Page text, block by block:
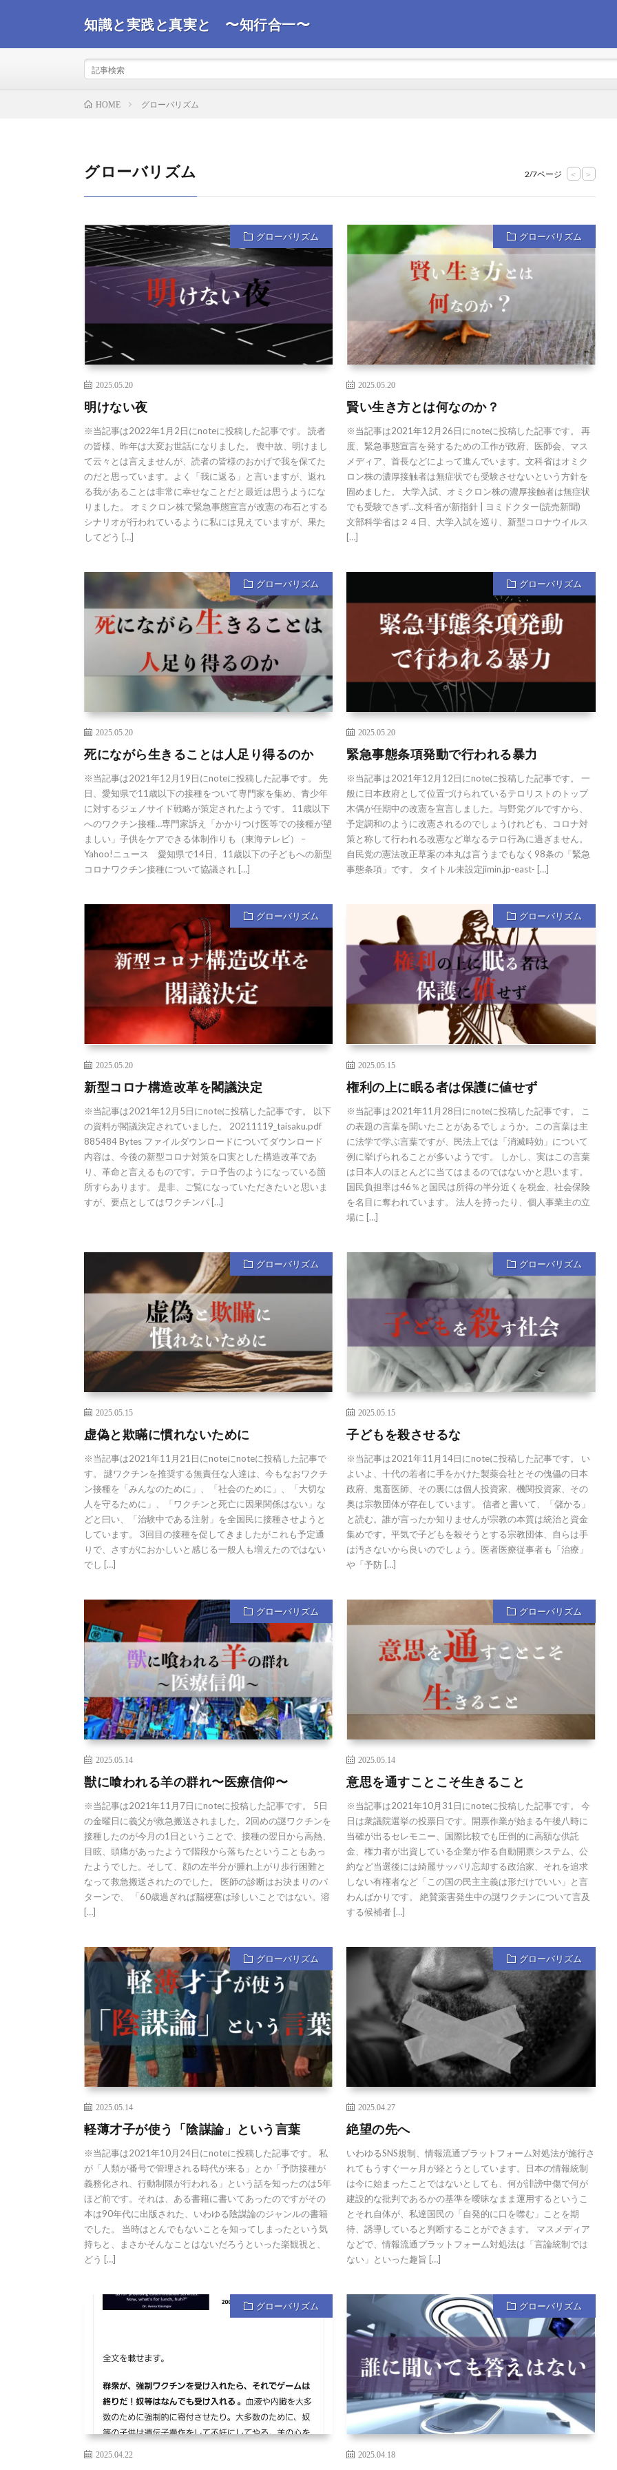
知識と実践と真実と 〜知行合一〜
ばと思います。
HOME グローバリズム
グローバリズム 2/7ページ < >
グローバリズム
2025.05.20
明けない夜
※当記事は2022年1月2日にnoteに投稿した記事です。 読者
の皆様、昨年は大変お世話になりました。 喪中故、明けまし
て云々とは言えませんが、読者の皆様のおかげで我を保てた
のだと思っています。よく「我に返る」と言いますが、返れ
る我があることは非常に幸せなことだと最近は思うようにな
りました。 オミクロン株で緊急事態宣言が改憲の布石とする
シナリオが行われているように私には見えていますが、果た
してどう […]
グローバリズム
2025.05.20
賢い生き方とは何なのか？
※当記事は2021年12月26日にnoteに投稿した記事です。 再
度、緊急事態宣言を発するための工作が政府、医師会、マス
メディア、首長などによって進んでいます。文科省はオミク
ロン株の濃厚接触者は無症状でも受験させないという方針を
固めました。 大学入試、オミクロン株の濃厚接触者は無症状
でも受験できず…文科省が新指針 | ヨミドクター(読売新聞)
文部科学省は２４日、大学入試を巡り、新型コロナウイルス
[…]
グローバリズム
2025.05.20
死にながら生きることは人足り得るのか
※当記事は2021年12月19日にnoteに投稿した記事です。 先
日、愛知県で11歳以下の接種をついて専門家を集め、青少年
に対するジェノサイド戦略が策定されたようです。 11歳以下
へのワクチン接種…専門家訴え「かかりつけ医等での接種が望
ましい」子供をケアできる体制作りも（東海テレビ） –
Yahoo!ニュース 愛知県で14日、11歳以下の子どもへの新型
コロナワクチン接種について協議され […]
グローバリズム
2025.05.20
緊急事態条項発動で行われる暴力
※当記事は2021年12月12日にnoteに投稿した記事です。 一
般に日本政府として位置づけられているテロリストのトップ
木偶が任期中の改憲を宣言しました。与野党グルですから、
予定調和のように改憲されるのでしょうけれども、コロナ対
策と称して行われる改憲など単なるテロ行為に過ぎません。
自民党の憲法改正草案の本丸は言うまでもなく98条の「緊急
事態条項」です。 タイトル未設定jimin.jp-east- […]
グローバリズム
2025.05.20
新型コロナ構造改革を閣議決定
※当記事は2021年12月5日にnoteに投稿した記事です。 以下
の資料が閣議決定されていました。 20211119_taisaku.pdf
885484 Bytes ファイルダウンロードについてダウンロード
内容は、今後の新型コロナ対策を口実とした構造改革であ
り、革命と言えるものです。テロ予告のようになっている箇
所すらあります。 是非、ご覧になっていただきたいと思いま
すが、要点としてはワクチンパ […]
グローバリズム
2025.05.15
権利の上に眠る者は保護に値せず
※当記事は2021年11月28日にnoteに投稿した記事です。 こ
の表題の言葉を聞いたことがあるでしょうか。この言葉は主
に法学で学ぶ言葉ですが、民法上では「消滅時効」について
例に挙げられることが多いようです。 しかし、実はこの言葉
は日本人のほとんどに当てはまるのではないかと思います。
国民負担率は46％と国民は所得の半分近くを税金、社会保険
を名目に奪われています。 法人を持ったり、個人事業主の立
場に […]
グローバリズム
2025.05.15
虚偽と欺瞞に慣れないために
※当記事は2021年11月21日にnoteにnoteに投稿した記事で
す。 謎ワクチンを推奨する無責任な人達は、今もなおワクチ
ン接種を「みんなのために」、「社会のために」、「大切な
人を守るために」、「ワクチンと死亡に因果関係はない」な
どと曰い、「治験中である注射」を全国民に接種させようと
しています。 3回目の接種を促してきましたがこれも予定通
りで、さすがにおかしいと感じる一般人も増えたのではない
でし […]
グローバリズム
2025.05.15
子どもを殺させるな
※当記事は2021年11月14日にnoteに投稿した記事です。 い
よいよ、十代の若者に手をかけた製薬会社とその傀儡の日本
政府、鬼畜医師、その裏には個人投資家、機関投資家、その
奥は宗教団体が存在しています。 信者と書いて、「儲かる」
と読む。誰が言ったか知りませんが宗教の本質は統治と資金
集めです。平気で子どもを殺そうとする宗教団体、自らは手
は汚さないから良いのでしょう。医者医療従事者も「治療」
や「予防 […]
グローバリズム
2025.05.14
獣に喰われる羊の群れ〜医療信仰〜
※当記事は2021年11月7日にnoteに投稿した記事です。 5日
の金曜日に義父が救急搬送されました。2回めの謎ワクチンを
接種したのが今月の1日ということで、接種の翌日から高熱、
目眩、頭痛があったようで階段から落ちたということもあっ
たようでした。そして、顔の左半分が腫れ上がり歩行困難と
なって救急搬送されたのでした。 医師の診断はお決まりのパ
ターンで、 「60歳過ぎれば脳梗塞は珍しいことではない。溶
[…]
グローバリズム
2025.05.14
意思を通すことこそ生きること
※当記事は2021年10月31日にnoteに投稿した記事です。 今
日は衆議院選挙の投票日です。開票作業が始まる午後八時に
当確が出るセレモニー、国際比較でも圧倒的に高額な供託
金、権力者が出資している企業が作る自動開票システム、公
約など当選後には綺麗サッパリ忘却する政治家、それを追求
しない有権者など「この国の民主主義は形だけでいい」と言
わんばかりです。 絶賛薬害発生中の謎ワクチンについて言及
する候補者 […]
グローバリズム
2025.05.14
軽薄才子が使う「陰謀論」という言葉
※当記事は2021年10月24日にnoteに投稿した記事です。 私
が「人類が番号で管理される時代が来る」とか「予防接種が
義務化され、行動制限が行われる」という話を知ったのは5年
ほど前です。それは、ある書籍に書いてあったのですがその
本は90年代に出版された、いわゆる陰謀論のジャンルの書籍
でした。 当時はとんでもないことを知ってしまったという気
持ちと、まさかそんなことはないだろうといった楽観視と、
どう […]
グローバリズム
2025.04.27
絶望の先へ
いわゆるSNS規制、情報流通プラットフォーム対処法が施行さ
れてもうすぐ一ヶ月が経とうとしています。日本の情報統制
は今に始まったことではないとしても、何が誹謗中傷で何が
建設的な批判であるかの基準を曖昧なまま運用するというこ
とそれ自体が、私達国民の「自発的に口を噤む」ことを期
待、誘導していると判断することができます。 マスメディア
などで、情報流通プラットフォーム対処法は「言論統制では
ない」といった趣旨 […]
グローバリズム
2025.04.22
グローバリズム
2025.04.18